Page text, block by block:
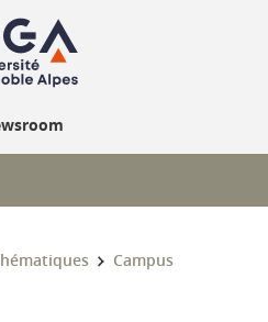
Campus